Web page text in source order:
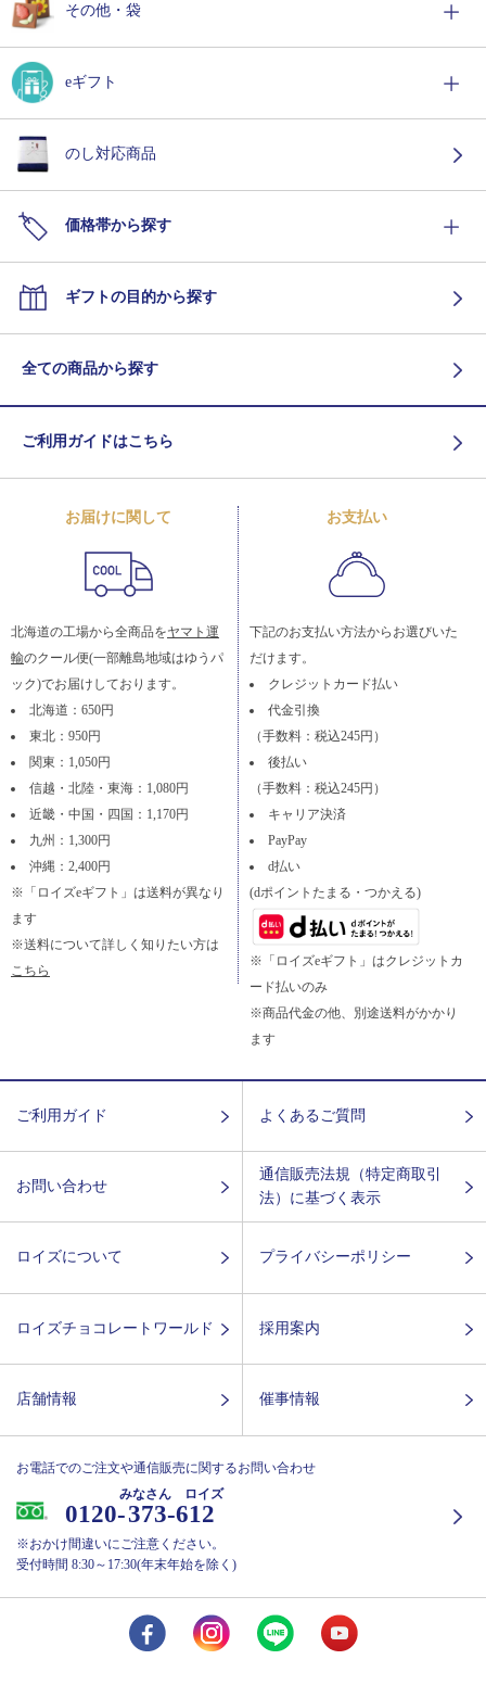
その他・袋
eギフト
のし対応商品
価格帯から探す
ギフトの目的から探す
全ての商品から探す
ご利用ガイドはこちら
お届けに関して
北海道の工場から全商品をヤマト運
輸のクール便(一部離島地域はゆうパ
ック)でお届けしております。
北海道：650円
東北：950円
関東：1,050円
信越・北陸・東海：1,080円
近畿・中国・四国：1,170円
九州：1,300円
沖縄：2,400円
※「ロイズeギフト」は送料が異なり
ます
※送料について詳しく知りたい方は
こちら
お支払い
下記のお支払い方法からお選びいた
だけます。
クレジットカード払い
代金引換
（手数料：税込245円）
後払い
（手数料：税込245円）
キャリア決済
PayPay
d払い
(dポイントたまる・つかえる)
※「ロイズeギフト」はクレジットカ
ード払いのみ
※商品代金の他、別途送料がかかり
ます
ご利用ガイド よくあるご質問
お問い合わせ
通信販売法規（特定商取引
法）に基づく表示
ロイズについて プライバシーポリシー
ロイズチョコレートワールド 採用案内
店舗情報 催事情報
お電話でのご注文や通信販売に関するお問い合わせ
0120-373-612
みなさん ロイズ
※おかけ間違いにご注意ください。
受付時間 8:30～17:30(年末年始を除く)